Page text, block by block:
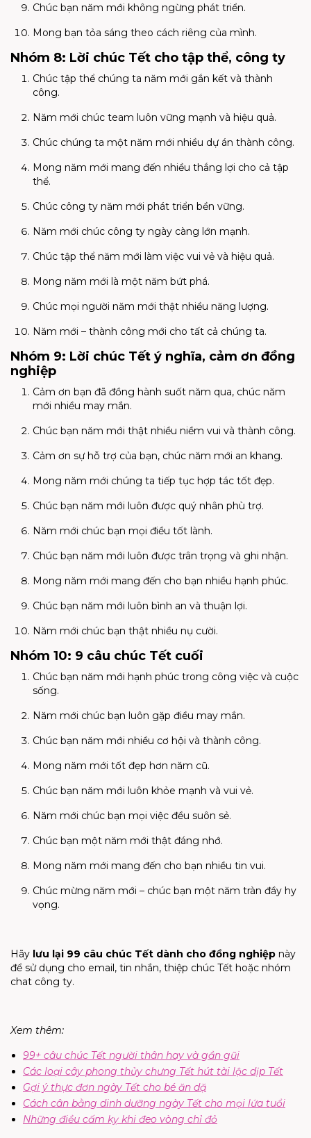
Chúc bạn năm mới không ngừng phát triển.
Mong bạn tỏa sáng theo cách riêng của mình.
Nhóm 8: Lời chúc Tết cho tập thể, công ty
Chúc tập thể chúng ta năm mới gắn kết và thành
công.
Năm mới chúc team luôn vững mạnh và hiệu quả.
Chúc chúng ta một năm mới nhiều dự án thành công.
Mong năm mới mang đến nhiều thắng lợi cho cả tập
thể.
Chúc công ty năm mới phát triển bền vững.
Năm mới chúc công ty ngày càng lớn mạnh.
Chúc tập thể năm mới làm việc vui vẻ và hiệu quả.
Mong năm mới là một năm bứt phá.
Chúc mọi người năm mới thật nhiều năng lượng.
Năm mới – thành công mới cho tất cả chúng ta.
Nhóm 9: Lời chúc Tết ý nghĩa, cảm ơn đồng
nghiệp
Cảm ơn bạn đã đồng hành suốt năm qua, chúc năm
mới nhiều may mắn.
Chúc bạn năm mới thật nhiều niềm vui và thành công.
Cảm ơn sự hỗ trợ của bạn, chúc năm mới an khang.
Mong năm mới chúng ta tiếp tục hợp tác tốt đẹp.
Chúc bạn năm mới luôn được quý nhân phù trợ.
Năm mới chúc bạn mọi điều tốt lành.
Chúc bạn năm mới luôn được trân trọng và ghi nhận.
Mong năm mới mang đến cho bạn nhiều hạnh phúc.
Chúc bạn năm mới luôn bình an và thuận lợi.
Năm mới chúc bạn thật nhiều nụ cười.
Nhóm 10: 9 câu chúc Tết cuối
Chúc bạn năm mới hạnh phúc trong công việc và cuộc
sống.
Năm mới chúc bạn luôn gặp điều may mắn.
Chúc bạn năm mới nhiều cơ hội và thành công.
Mong năm mới tốt đẹp hơn năm cũ.
Chúc bạn năm mới luôn khỏe mạnh và vui vẻ.
Năm mới chúc bạn mọi việc đều suôn sẻ.
Chúc bạn một năm mới thật đáng nhớ.
Mong năm mới mang đến cho bạn nhiều tin vui.
Chúc mừng năm mới – chúc bạn một năm tràn đầy hy
vọng.
Hãy lưu lại 99 câu chúc Tết dành cho đồng nghiệp này
để sử dụng cho email, tin nhắn, thiệp chúc Tết hoặc nhóm
chat công ty.
Xem thêm:
99+ câu chúc Tết người thân hay và gần gũi
Các loại cây phong thủy chưng Tết hút tài lộc dịp Tết
Gợi ý thực đơn ngày Tết cho bé ăn dặ
Cách cân bằng dinh dưỡng ngày Tết cho mọi lứa tuổi
Những điều cấm kỵ khi đeo vòng chỉ đỏ